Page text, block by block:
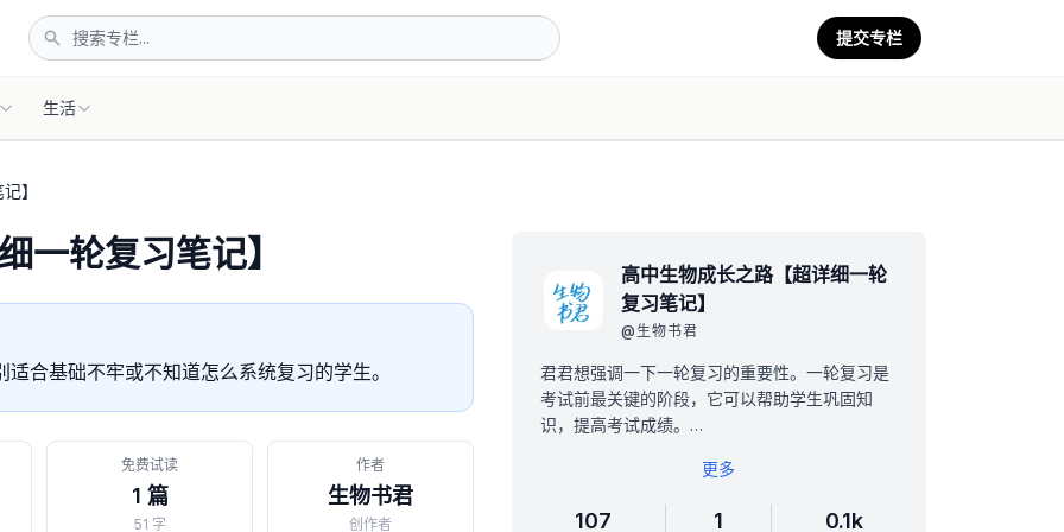
提交专栏
生活
】
一轮复习笔记】
合基础不牢或不知道怎么系统复习的学生。
免费试读
1 篇
51 字
作者
生物书君
创作者
高中生物成长之路【超详细一轮
复习笔记】
@ 生物书君
君君想强调一下一轮复习的重要性。一轮复习是
考试前最关键的阶段，它可以帮助学生巩固知
识，提高考试成绩。
学习过程中，学生可能会遗漏一些重要的知识
点，一轮复习可以帮助他们找到这些遗漏的知识
更多
107 1 0.1k